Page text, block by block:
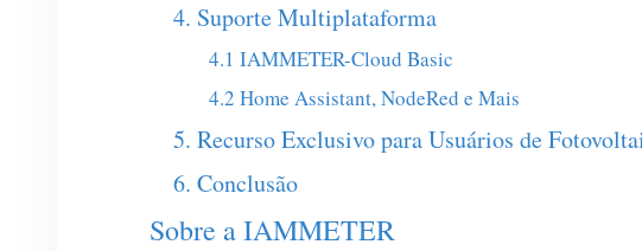
4. Suporte Multiplataforma
4.1 IAMMETER-Cloud Basic
4.2 Home Assistant, NodeRed e Mais
5. Recurso Exclusivo para Usuários de
6. Conclusão
Sobre a IAMMETER